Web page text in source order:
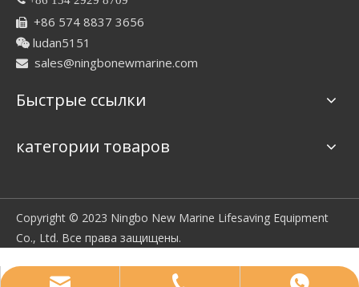
 +86 574 8837 3656
 ludan5151
 sales@ningbonewmarine.com
Быстрые ссылки
категории товаров
Copyright © 2023 Ningbo New Marine Lifesaving Equipment
Co., Ltd. Все права защищены.